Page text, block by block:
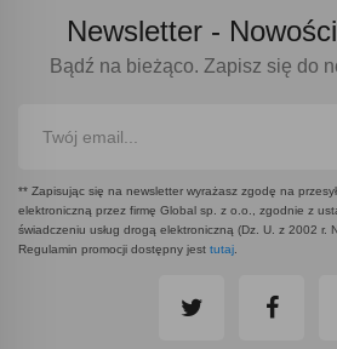
Newsletter -
Bądź na bieżąco. Zapisz się do
** Zapisując się na newsletter wyrażasz zgodę na
elektroniczną przez firmę Global sp. z o.o., zgodnie z
świadczeniu usług drogą elektroniczną (Dz. U. z 2002 r.
Regulamin promocji dostępny jest tutaj.